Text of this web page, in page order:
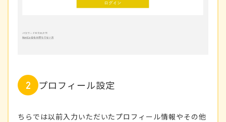
プロフィール設定
ちらでは以前入力いただいたプロフィール情報やその他